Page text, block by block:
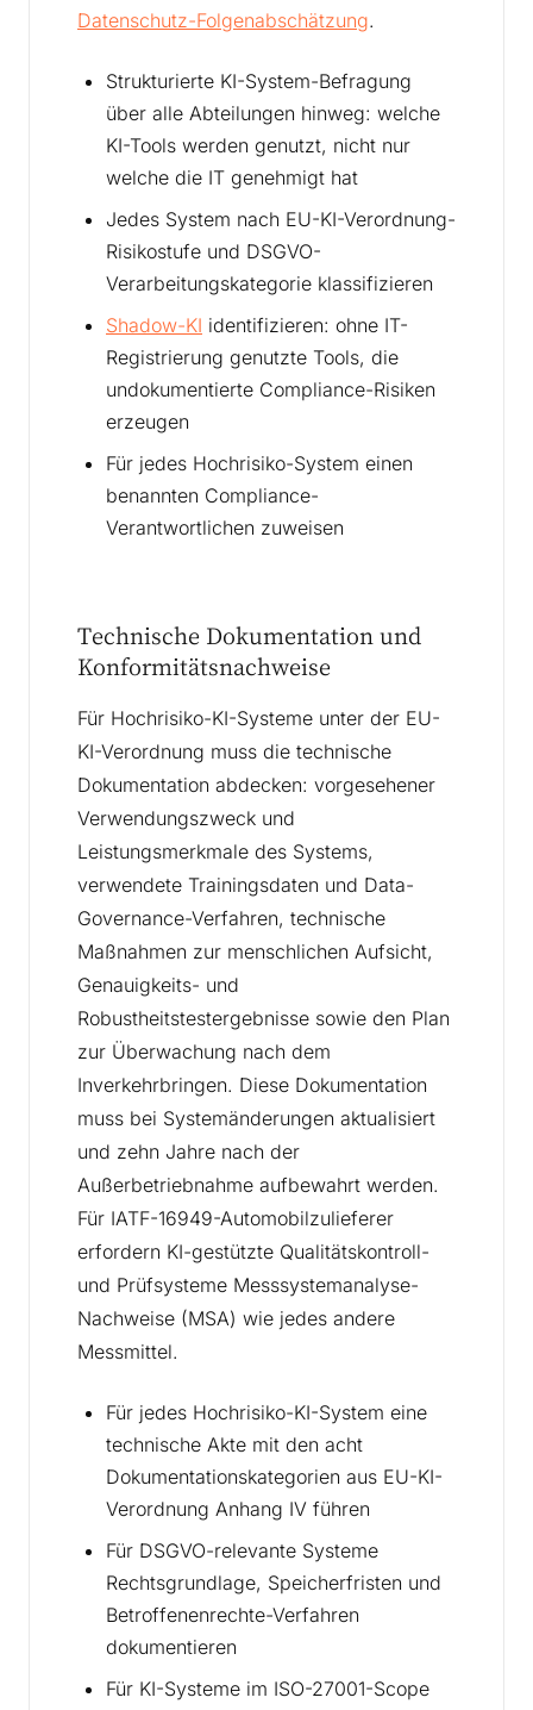
Datenschutz-Folgenabschätzung.
Strukturierte KI-System-Befragung
über alle Abteilungen hinweg: welche
KI-Tools werden genutzt, nicht nur
welche die IT genehmigt hat
Jedes System nach EU-KI-Verordnung-
Risikostufe und DSGVO-
Verarbeitungskategorie klassifizieren
Shadow-KI identifizieren: ohne IT-
Registrierung genutzte Tools, die
undokumentierte Compliance-Risiken
erzeugen
Für jedes Hochrisiko-System einen
benannten Compliance-
Verantwortlichen zuweisen
Technische Dokumentation und
Konformitätsnachweise
Für Hochrisiko-KI-Systeme unter der EU-
KI-Verordnung muss die technische
Dokumentation abdecken: vorgesehener
Verwendungszweck und
Leistungsmerkmale des Systems,
verwendete Trainingsdaten und Data-
Governance-Verfahren, technische
Maßnahmen zur menschlichen Aufsicht,
Genauigkeits- und
Robustheitstestergebnisse sowie den Plan
zur Überwachung nach dem
Inverkehrbringen. Diese Dokumentation
muss bei Systemänderungen aktualisiert
und zehn Jahre nach der
Außerbetriebnahme aufbewahrt werden.
Für IATF-16949-Automobilzulieferer
erfordern KI-gestützte Qualitätskontroll-
und Prüfsysteme Messsystemanalyse-
Nachweise (MSA) wie jedes andere
Messmittel.
Für jedes Hochrisiko-KI-System eine
technische Akte mit den acht
Dokumentationskategorien aus EU-KI-
Verordnung Anhang IV führen
Für DSGVO-relevante Systeme
Rechtsgrundlage, Speicherfristen und
Betroffenenrechte-Verfahren
dokumentieren
Für KI-Systeme im ISO-27001-Scope